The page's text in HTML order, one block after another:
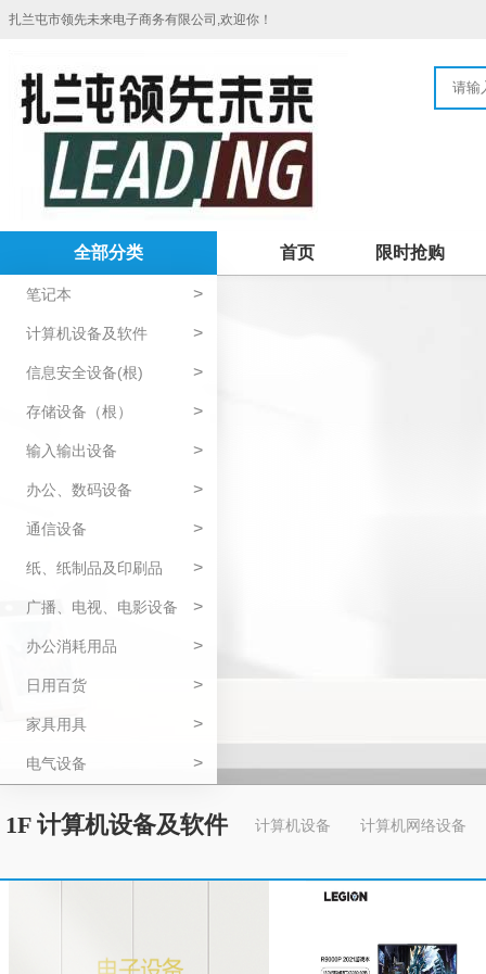
扎兰屯市领先未来电子商务有限公司,欢迎你！
全部分类
笔记本 >
计算机设备及软件 >
信息安全设备(根) >
存储设备（根） >
输入输出设备 >
办公、数码设备 >
通信设备 >
纸、纸制品及印刷品 >
广播、电视、电影设备 >
办公消耗用品 >
日用百货 >
家具用具 >
电气设备 >
首页 限时抢购
1F 计算机设备及软件 计算机设备 计算机网络设备